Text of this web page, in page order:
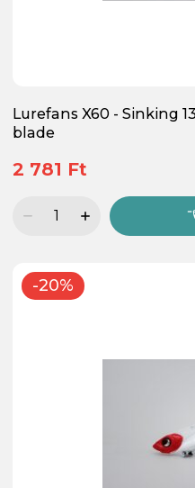
Lurefans X60 - Sinking
blade
2 781 Ft
-20%